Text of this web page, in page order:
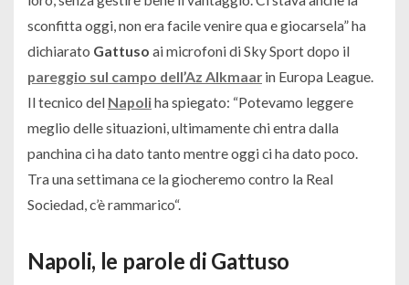
sconfitta oggi, non era facile venire qua e giocarsela” ha
dichiarato Gattuso ai microfoni di Sky Sport dopo il
pareggio sul campo dell’Az Alkmaar in Europa League.
Il tecnico del Napoliha spiegato: “Potevamo leggere
meglio delle situazioni, ultimamente chi entra dalla
panchina ci ha dato tanto mentre oggi ci ha dato poco.
Tra una settimana ce la giocheremo contro la Real
Sociedad, c’è rammarico“.
Napoli, le parole di Gattuso